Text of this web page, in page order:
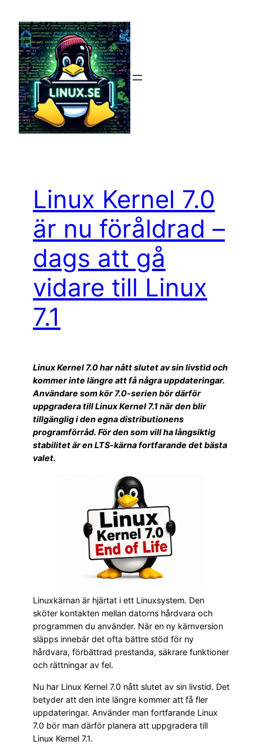
innehåll
Linux Kernel 7.0
är nu föråldrad –
dags att gå
vidare till Linux
7.1
Linux Kernel 7.0 har nått slutet av sin livstid och
kommer inte längre att få några uppdateringar.
Användare som kör 7.0-serien bör därför
uppgradera till Linux Kernel 7.1 när den blir
tillgänglig i den egna distributionens
programförråd. För den som vill ha långsiktig
stabilitet är en LTS-kärna fortfarande det bästa
valet.
Linuxkärnan är hjärtat i ett Linuxsystem. Den
sköter kontakten mellan datorns hårdvara och
programmen du använder. När en ny kärnversion
släpps innebär det ofta bättre stöd för ny
hårdvara, förbättrad prestanda, säkrare funktioner
och rättningar av fel.
Nu har Linux Kernel 7.0 nått slutet av sin livstid. Det
betyder att den inte längre kommer att få fler
uppdateringar. Använder man fortfarande Linux
7.0 bör man därför planera att uppgradera till
Linux Kernel 7.1.